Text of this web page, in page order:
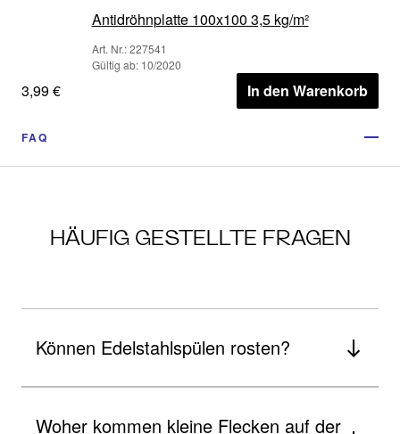
Antidröhnplatte 100x100 3,5 kg/m²
Art. Nr.: 227541
Gültig ab: 10/2020
3,99 € In den Warenkorb
FAQ
HÄUFIG GESTELLTE FRAGEN
Können Edelstahlspülen rosten?
Woher kommen kleine Flecken auf der